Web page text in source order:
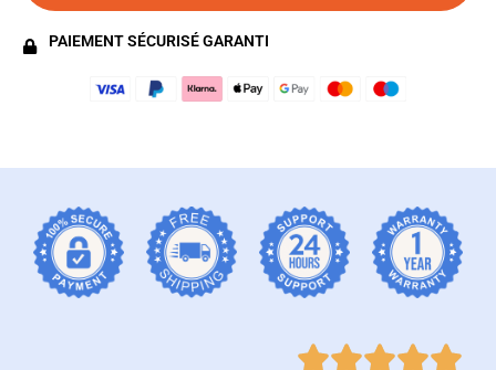
PAIEMENT SÉCURISÉ GARANTI